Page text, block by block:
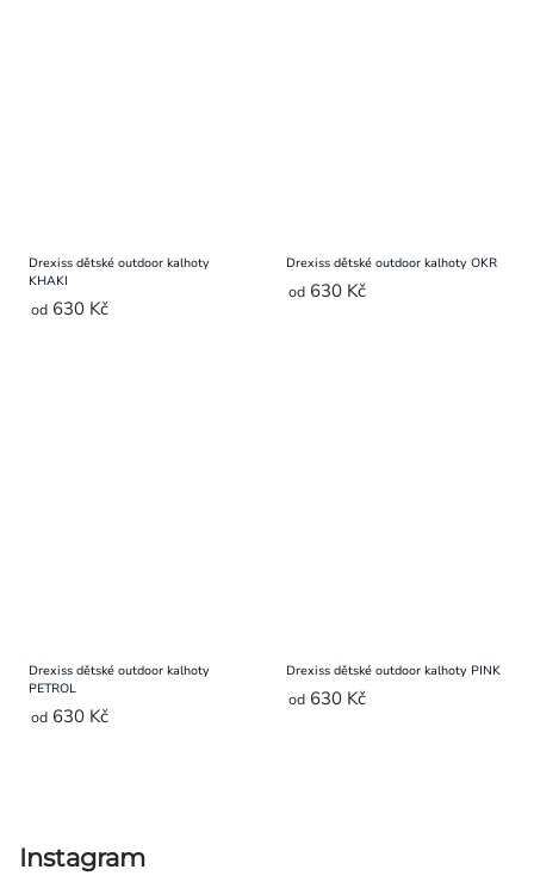
Drexiss dětské outdoor kalhoty
KHAKI
od 630 Kč
Drexiss dětské outdoor kalhoty OKR
od 630 Kč
Drexiss dětské outdoor kalhoty
PETROL
od 630 Kč
Drexiss dětské outdoor kalhoty PINK
od 630 Kč
výpisu
Instagram